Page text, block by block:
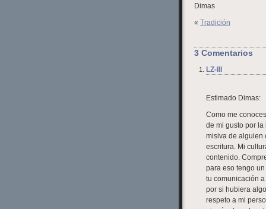
Dimas
« Tradición
3 Comentarios
LZ-III
Estimado Dimas:
Como me
de mi gusto por
misiva de alguien
escritura. Mi
contenido.
para eso tengo
tu comunicación
por si hubiera
respeto a mi